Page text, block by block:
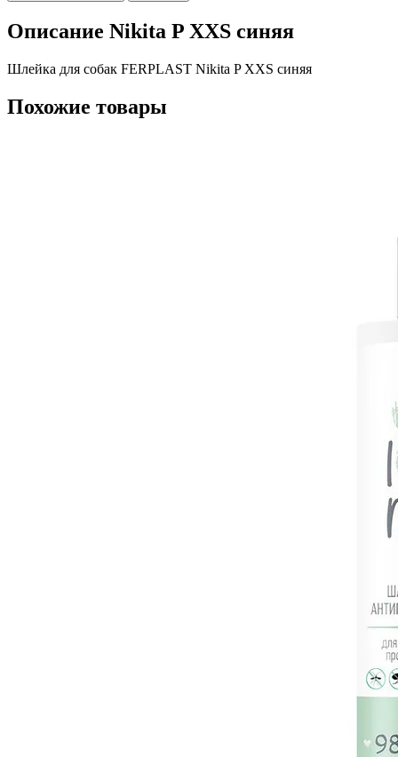
Описание Nikita P XXS синяя
Шлейка для собак FERPLAST Nikita P XXS синяя
Похожие товары